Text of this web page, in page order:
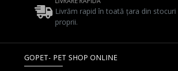
Livrăm rapid în toată țara din stocuri
proprii.
GOPET- PET SHOP ONLINE